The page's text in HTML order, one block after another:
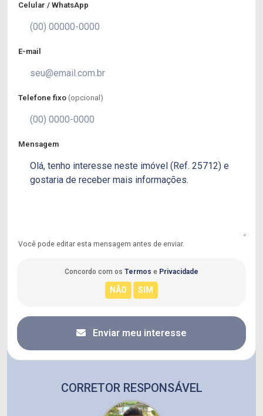
Celular / WhatsApp
E-mail
Telefone fixo (opcional)
Mensagem
Você pode editar esta mensagem antes de enviar.
Concordo com os Termos e Privacidade
Enviar meu interesse
CORRETOR RESPONSÁVEL